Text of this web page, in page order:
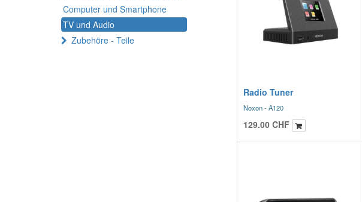
Computer und Smartphone
TV und Audio
Zubehöre - Teile
Radio Tuner
Noxon - A120
129.00CHF